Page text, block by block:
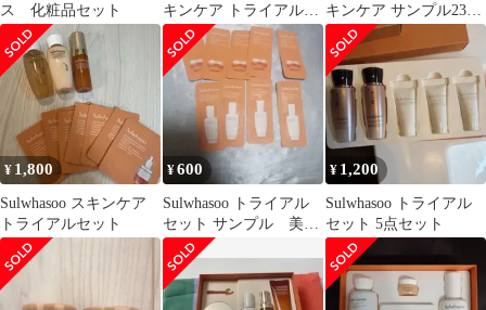
ス 化粧品セット
キンケア トライアルセ
ット サンプル11点
キンケア サンプル23点
セット
¥ 1,800
Sulwhasoo スキンケア
トライアルセット
¥600
Sulwhasoo トライアル
セット サンプル 美容
液 クリーム
¥ 1,200
Sulwhasoo トライアル
セット 5点セット